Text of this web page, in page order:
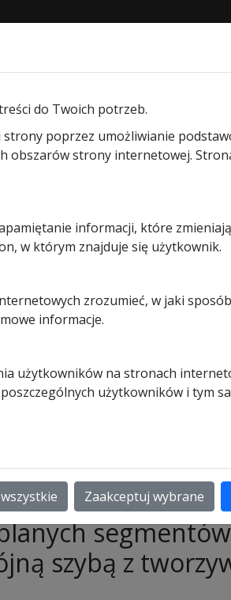
Sandwich typ E, 33 mm do
Przeszklenie
typ E, 33
bram
SPU
ilość
Przeszklenie
Sandwich
typ
E,
33
mm
Dodaj do koszyka
szybą z
do Twoich potrzeb.
poprzez umożliwianie
obszarów strony internetowej.
informacji, które
w którym znajduje się użytkownik.
zrozumieć, w jaki
informacje.
użytkowników na stronach
użytkowników i tym
Zaakceptuj wybrane